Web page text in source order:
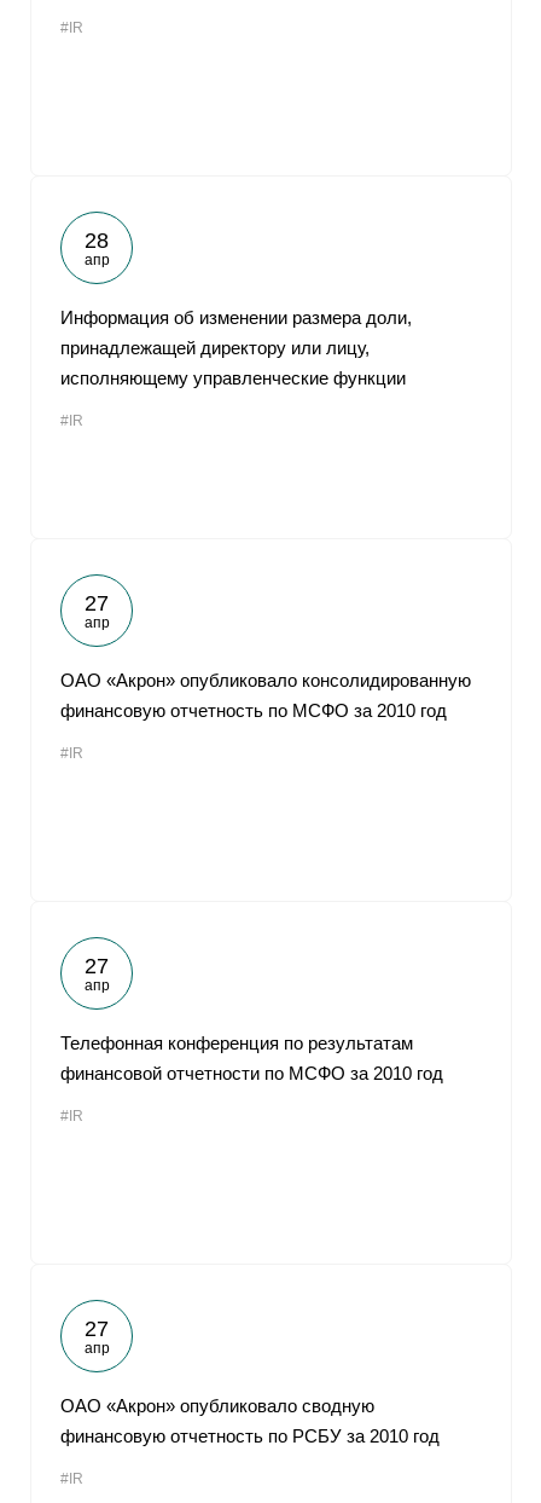
#IR
28
апр
Информация об изменении размера доли,
принадлежащей директору или лицу,
исполняющему управленческие функции
#IR
27
апр
ОАО «Акрон» опубликовало консолидированную
финансовую отчетность по МСФО за 2010 год
#IR
27
апр
Телефонная конференция по результатам
финансовой отчетности по МСФО за 2010 год
#IR
27
апр
ОАО «Акрон» опубликовало сводную
финансовую отчетность по РСБУ за 2010 год
#IR